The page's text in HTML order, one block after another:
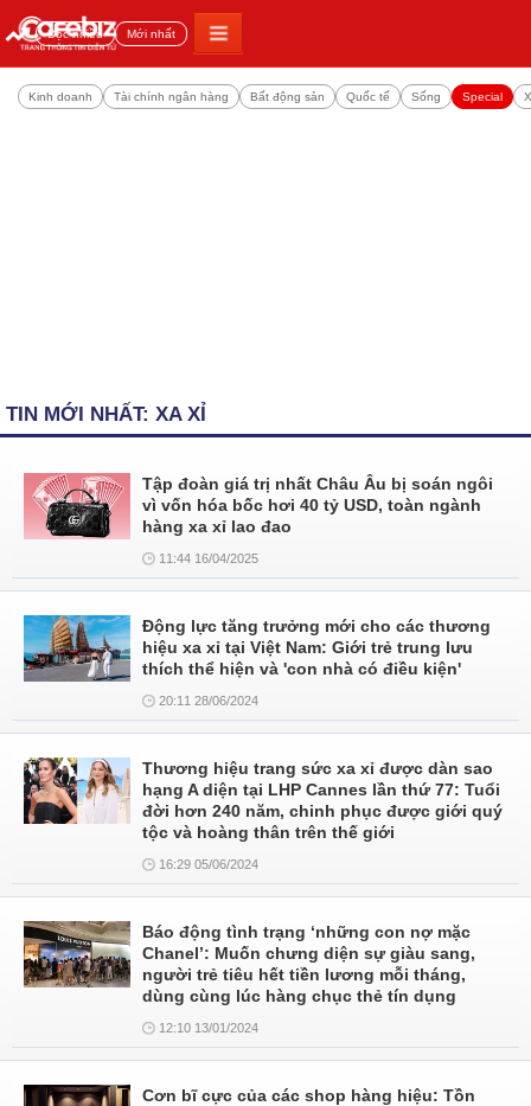
Đọc nhiều Mới nhất
Kinh doanh Tài chính ngân hàng Bất động sản Quốc tế Sống Special
TIN MỚI NHẤT: XA XỈ
Tập đoàn giá trị nhất Châu Âu bị soán ngôi
vì vốn hóa bốc hơi 40 tỷ USD, toàn ngành
hàng xa xỉ lao đao
11:44 16/04/2025
Động lực tăng trưởng mới cho các thương
hiệu xa xỉ tại Việt Nam: Giới trẻ trung lưu
thích thể hiện và 'con nhà có điều kiện'
20:11 28/06/2024
Thương hiệu trang sức xa xỉ được dàn sao
hạng A diện tại LHP Cannes lần thứ 77: Tuổi
đời hơn 240 năm, chinh phục được giới quý
tộc và hoàng thân trên thế giới
16:29 05/06/2024
Báo động tình trạng ‘những con nợ mặc
Chanel’: Muốn chưng diện sự giàu sang,
người trẻ tiêu hết tiền lương mỗi tháng,
dùng cùng lúc hàng chục thẻ tín dụng
12:10 13/01/2024
Cơn bĩ cực của các shop hàng hiệu: Tồn